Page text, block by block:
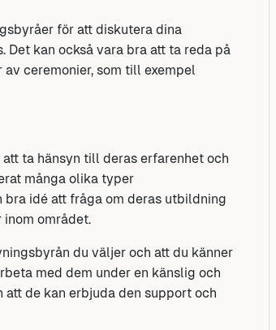
för att diskutera dina
Det kan också vara bra att ta reda på
ceremonier, som till exempel
ta hänsyn till deras erfarenhet och
många olika typer
bra idé att fråga om deras utbildning
området.
du väljer och att du känner
med dem under en känslig och
de kan erbjuda den support och